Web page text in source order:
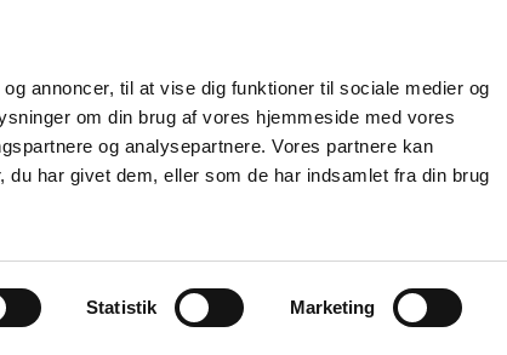
annoncer, til at vise dig funktioner til sociale medier og
om din brug af vores hjemmeside med vores
og analysepartnere. Vores partnere kan
har givet dem, eller som de har indsamlet fra din brug
Statistik Marketing
Nyheder Om os Kontakt Udgivelser
Tilskud og
Apoteker og salg af
Medicinsk